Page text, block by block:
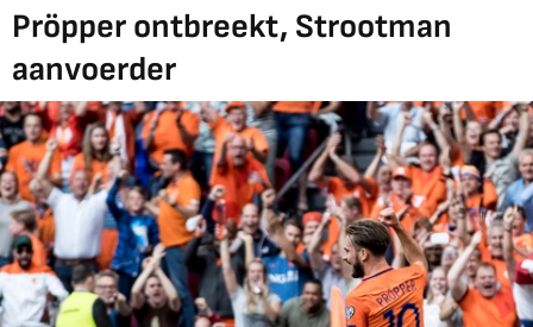
Pröpper ontbreekt, Strootman
aanvoerder